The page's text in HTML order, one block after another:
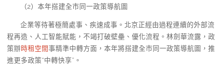
（2）本年搭建全市同一政策導航圖
企業等待著極簡處事、疾速成事。北京正經由過程連續的外部流
程再造、人工智能賦能，不竭打破壁壘、優化流程。林劍華流露，政
策辦時租空間事精準中轉方面，本年將搭建全市同一政策導航圖，推
進更多政策“中轉快享”。